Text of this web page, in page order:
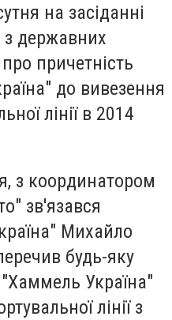
на засіданні
з державних
про причетність
до вивезення
лінії в 2014
з координатором
зв'язався
Михайло
будь-яку
"Хаммель Україна"
лінії з